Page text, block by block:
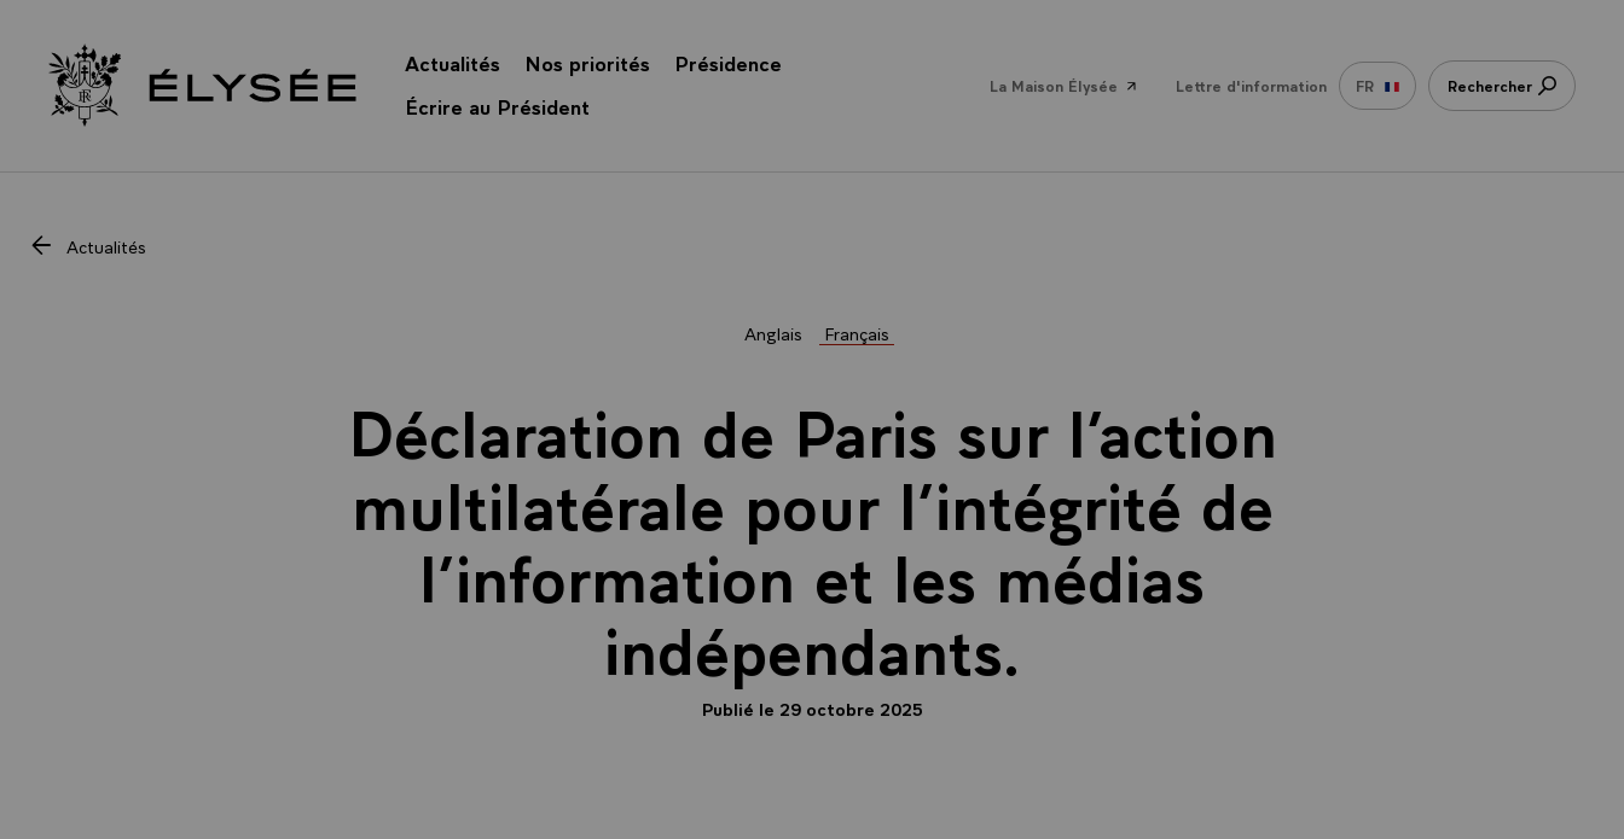
Retour à l’accueil Élysée
Actualités Nos priorités
Présidence
Écrire au Président
La Maison Élysée Lettre d'information FR Rechercher
Actualités
Anglais Français
Déclaration de Paris sur l’action
multilatérale pour l’intégrité de
l’information et les médias
indépendants.
Publié le 29 octobre 2025